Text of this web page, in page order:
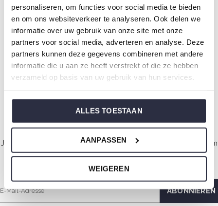
personaliseren, om functies voor social media te bieden
en om ons websiteverkeer te analyseren. Ook delen we
informatie over uw gebruik van onze site met onze
partners voor social media, adverteren en analyse. Deze
partners kunnen deze gegevens combineren met andere
informatie die u aan ze heeft verstrekt of die ze hebben
verzameld op basis van uw gebruik van hun services.
ALLES TOESTAAN
AANPASSEN
WEIGEREN
Charlie Choe Schlafanzug
für Jungen Homewear Set
Velours Funny Monster
€17,49
€34,99
Charlie Choe Jungen
Schlafanzug Homewear
Set Velours Astronaut
€17,49
€34,99
Gesehen 6 der 6 Produkte
Rock your inbox
Jeden Sonntagmorgen mit Liebe gemacht, damit Sie mit einem
guten Gefühl aufwachen.